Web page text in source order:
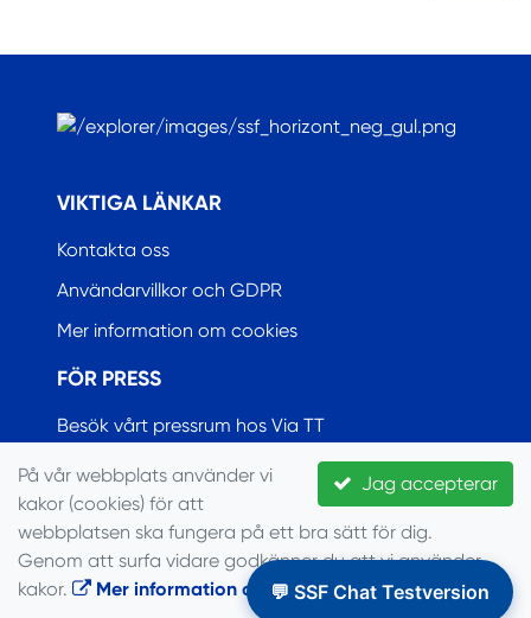
VIKTIGA LÄNKAR
Kontakta oss
Användarvillkor och GDPR
Mer information om cookies
FÖR PRESS
Besök vårt pressrum hos Via TT
© Seglarförbundet, 2022
💬 SSF Chat Testversion
Jag accepterar
På vår webbplats använder vi
kakor (cookies) för att
webbplatsen ska fungera på ett bra sätt för dig.
Genom att surfa vidare godkänner du att vi använder
kakor.
Mer information om cookies.